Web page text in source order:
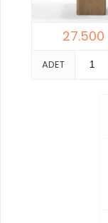
27.500
ADET